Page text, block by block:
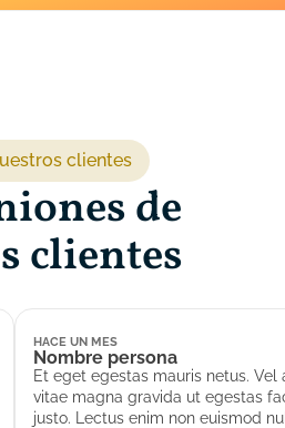
clientes
de
clientes
HACE UN MES
Nombre persona
Et eget egestas mauris netus. Vel
vitae magna gravida ut egestas
justo. Lectus enim non euismod